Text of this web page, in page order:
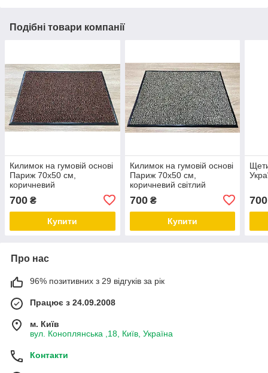
Подібні товари компанії
Килимок на гумовій основі
Париж 70х50 см,
коричневий
700 ₴
Купити
Килимок на гумовій основі
Париж 70х50 см,
коричневий світлий
700₴
Купити
700
Про нас
96% позитивних з 29 відгуків за рік
Працює з 24.09.2008
м. Київ
вул. Коноплянська ,18, Київ, Україна
Контакти